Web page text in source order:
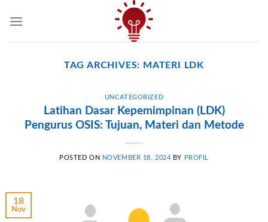
TAG ARCHIVES: MATERI LDK
UNCATEGORIZED
Latihan Dasar Kepemimpinan (LDK)
Pengurus OSIS: Tujuan, Materi dan Metode
POSTED ON NOVEMBER 18, 2024 BY PROFIL
18
Nov